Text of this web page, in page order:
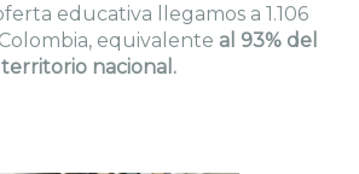
educativa llegamos a 1.106
equivalente al 93% del
territorio nacional.